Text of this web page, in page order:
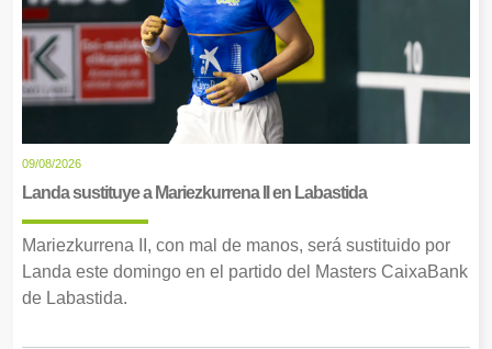
09/08/2026
Landa sustituye a Mariezkurrena II en Labastida
Mariezkurrena II, con mal de manos, será sustituido por
Landa este domingo en el partido del Masters CaixaBank
de Labastida.